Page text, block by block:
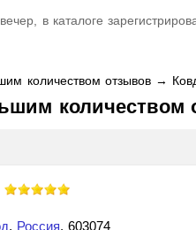
в каталоге
количеством отзывов →
количеством
, Россия, 603074